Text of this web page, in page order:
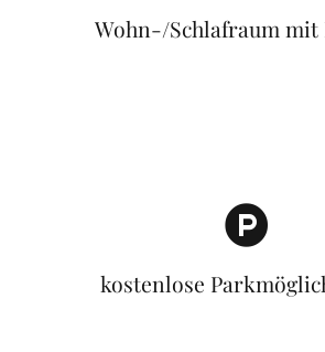
Wohn-/Schlafraum mit
kostenlose